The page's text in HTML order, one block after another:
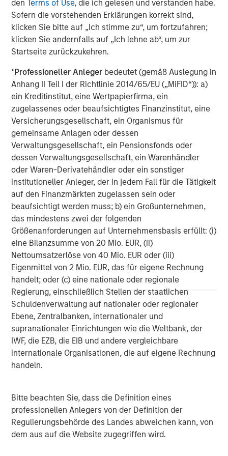
den Terms of Use, die ich gelesen und verstanden habe.
Sofern die vorstehenden Erklärungen korrekt sind,
klicken Sie bitte auf „Ich stimme zu“, um fortzufahren;
klicken Sie andernfalls auf „Ich lehne ab“, um zur
Startseite zurückzukehren.
*Professioneller Anleger bedeutet (gemäß Auslegung in
Anhang II Teil I der Richtlinie 2014/65/EU („MiFID“)): a)
ein Kreditinstitut, eine Wertpapierfirma, ein
zugelassenes oder beaufsichtigtes Finanzinstitut, eine
Versicherungsgesellschaft, ein Organismus für
gemeinsame Anlagen oder dessen
Verwaltungsgesellschaft, ein Pensionsfonds oder
dessen Verwaltungsgesellschaft, ein Warenhändler
oder Waren-Derivatehändler oder ein sonstiger
institutioneller Anleger, der in jedem Fall für die Tätigkeit
auf den Finanzmärkten zugelassen sein oder
beaufsichtigt werden muss; b) ein Großunternehmen,
das mindestens zwei der folgenden
Größenanforderungen auf Unternehmensbasis erfüllt: (i)
eine Bilanzsumme von 20 Mio. EUR, (ii)
Nettoumsatzerlöse von 40 Mio. EUR oder (iii)
Eigenmittel von 2 Mio. EUR, das für eigene Rechnung
handelt; oder (c) eine nationale oder regionale
Regierung, einschließlich Stellen der staatlichen
Schuldenverwaltung auf nationaler oder regionaler
Ebene, Zentralbanken, internationaler und
supranationaler Einrichtungen wie die Weltbank, der
IWF, die EZB, die EIB und andere vergleichbare
internationale Organisationen, die auf eigene Rechnung
handeln.
Bitte beachten Sie, dass die Definition eines
professionellen Anlegers von der Definition der
Regulierungsbehörde des Landes abweichen kann, von
dem aus auf die Website zugegriffen wird.
base, which includes governments, institutions,
corporations and individuals worldwide. The combination
with Eaton Vance allows the firm to bring even more
value to clients through many high quality,
unwavering commitment to client service. Professionals
across the globe draw upon these capabilities to develop
strategies that address a wide range of investors’ needs
across the public and private markets.
About iCapital
Founded in 2013 in NYC, iCapital is the leading global
fintech company powering the world’s alternative
investment marketplace. It has transformed the way the
wealth management, banking, and asset management
industries facilitate access to private markets
investments for their high-net-worth clients by providing
intuitive, end-to-end technology and service solutions.
Wealth management firms use iCapital’s solutions to
provide clients with quality funds at lower minimums and
simplified digital workflows. Asset managers, RIAs, and
banks leverage iCapital’s technology to streamline and
scale their alternative investments operational
infrastructure. Additionally, the iCapital ‘flagship’ platform
offers wealth advisors and their high-net-worth clients
access to a curated menu of private equity, private credit,
hedge funds, structured notes, and other alternative
investments to help meet their investing needs for return
and diversification. iCapital’s research and diligence team
and portfolio analytics tools and services. iCapital has
been recognized on the Forbes FinTech 50 list in each
year 2018 through 2002, the Forbes America’s Best
Startup Employers in 2021 and 2022, and MMI/Barron’s